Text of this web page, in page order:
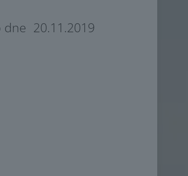
dne 20.11.2019